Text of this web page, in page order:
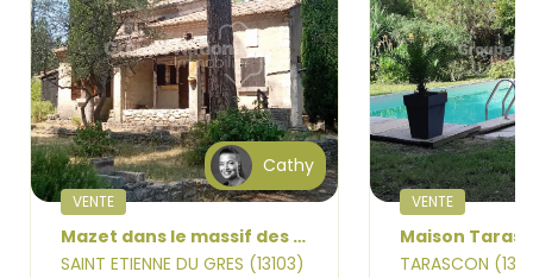
Cathy
VENTE
Mazet dans le massif des Alpilles
SAINT ETIENNE DU GRES (13103)
VENTE
TARASCON